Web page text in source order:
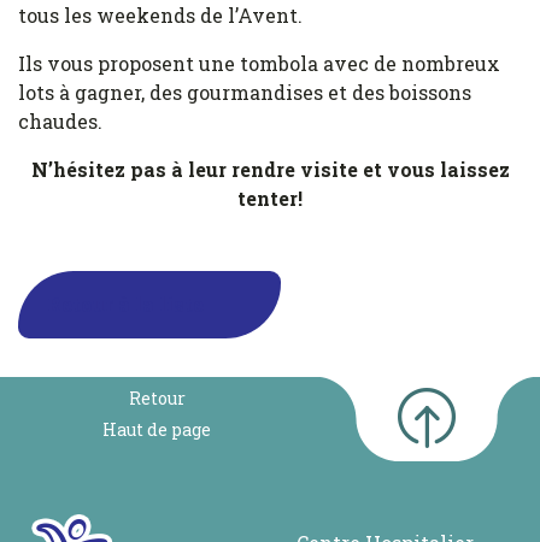
tous les weekends de l’Avent.
Ils vous proposent une tombola avec de nombreux
lots à gagner, des gourmandises et des boissons
chaudes.
N’hésitez pas à leur rendre visite et vous laissez
tenter!
Retour
Haut de page